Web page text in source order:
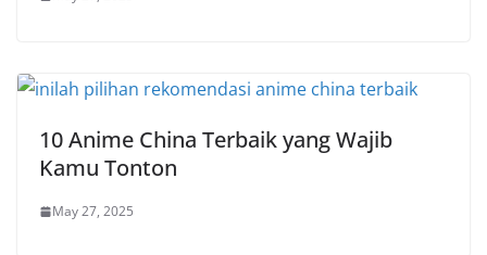
10 Anime China Terbaik yang Wajib
Kamu Tonton
May 27, 2025